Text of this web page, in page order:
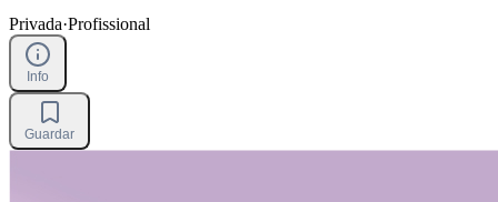
Privada·Profissional
Info
Guardar